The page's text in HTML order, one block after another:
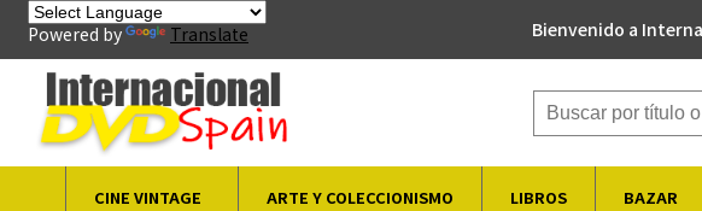
Powered by Translate Bienvenido a
CINE VINTAGE ARTE Y COLECCIONISMO LIBROS BAZAR